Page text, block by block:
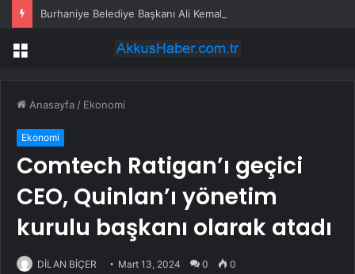
Menü
Anasayfa / Ekonomi
Ekonomi
Comtech Ratigan’ı geçici
CEO, Quinlan’ı yönetim
kurulu başkanı olarak atadı
DİLAN BİÇER Mart 13, 2024 0 0